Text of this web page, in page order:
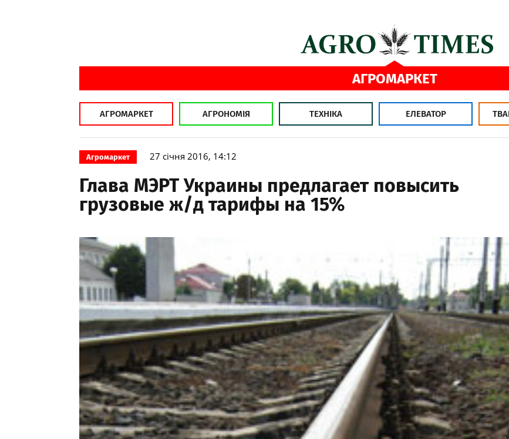
АГРОМАРКЕТ
АГРОМАРКЕТ АГРОНОМІЯ ТЕХНІКА ЕЛЕВАТОР
Агромаркет 27 січня 2016, 14:12
Глава МЭРТ Украины предлагает повысить
грузовые ж/д тарифы на 15%